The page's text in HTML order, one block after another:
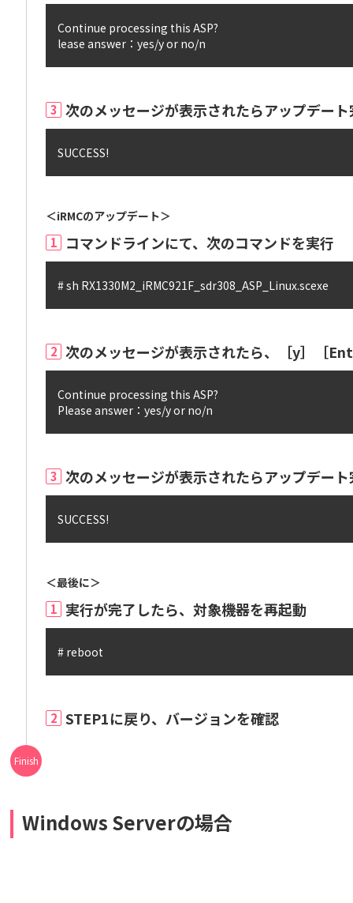
Continue processing this ASP?
lease answer：yes/y or no/n
3 次のメッセージが表示されたらアップデー
SUCCESS!
＜iRMCのアップデート＞
1 コマンドラインにて、次のコマンドを実行
# sh RX1330M2_iRMC921F_sdr308_ASP_Linux.scexe
2 次のメッセージが表示されたら、［y］［
Continue processing this ASP?
Please answer：yes/y or no/n
3 次のメッセージが表示されたらアップデー
SUCCESS!
＜最後に＞
1 実行が完了したら、対象機器を再起動
# reboot
2 STEP1に戻り、バージョンを確認
Windows Serverの場合